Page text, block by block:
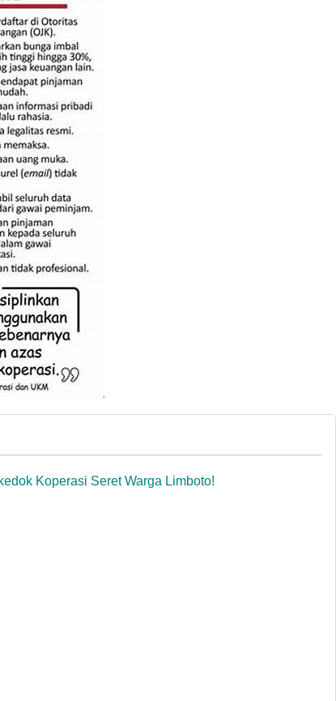
Koperasi Seret Warga Limboto!